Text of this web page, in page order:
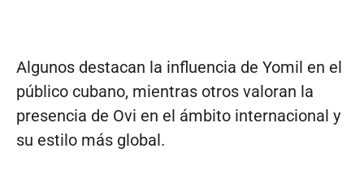
Algunos destacan la influencia de Yomil en el
público cubano, mientras otros valoran la
presencia de Ovi en el ámbito internacional y
su estilo más global.